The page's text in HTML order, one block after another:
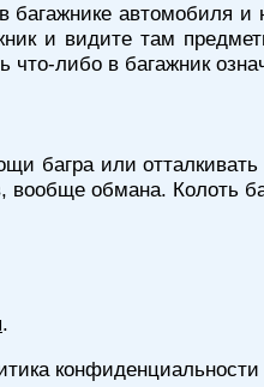
автомобиля
и видите там
либо в багажник
багра или
обмана. Колоть
.
конфиденциальности